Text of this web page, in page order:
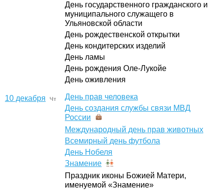
День государственного гражданского и
муниципального служащего в
Ульяновской области
День рождественской открытки
День кондитерских изделий
День ламы
День рождения Оле-Лукойе
День оживления
10 декабря Чт
День прав человека
День создания службы связи МВД
России
Международный день прав животных
Всемирный день футбола
День Нобеля
Знамение
Праздник иконы Божией Матери,
именуемой «Знамение»